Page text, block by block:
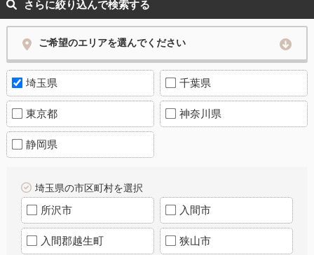
さらに絞り込んで検索する
ご希望のエリアを選んでください
埼玉県 千葉県
東京都 神奈川県
静岡県
埼玉県の市区町村を選択
所沢市 入間市
入間郡越生町 狭山市